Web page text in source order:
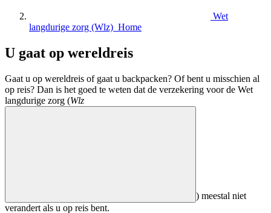
Wet
langdurige zorg (Wlz) Home
U gaat op wereldreis
Gaat u op wereldreis of gaat u backpacken? Of bent u misschien al
op reis? Dan is het goed te weten dat de verzekering voor de Wet
langdurige zorg (Wlz
) meestal niet
verandert als u op reis bent.